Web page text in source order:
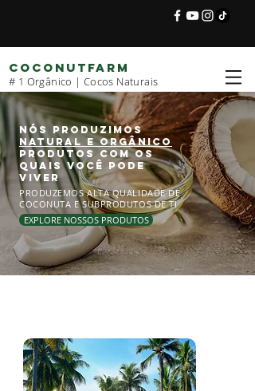
COCONUTFARM
# 1 Orgânico | Cocos Naturais
NÓS PRODUZIMOS
Natural e orgânico
Produtos com os
quais você pode
viver
PRODUZEMOS ALTA QUALIDADE DE
COCONUTA E SUBPRODUTOS DE TI
EXPLORE NOSSOS PRODUTOS